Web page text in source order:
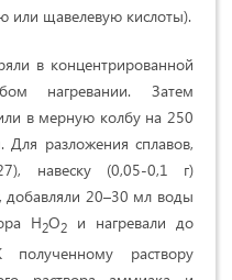
или щавелевую кислоты).
в концентрированной
нагревании. Затем
в мерную колбу на 250
разложения сплавов,
навеску (0,05-0,1 г)
20–30 мл воды
Н2О2и нагревали до
раствору